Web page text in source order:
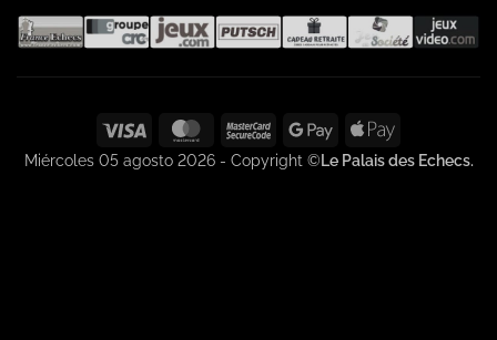
Visa MasterCardMasterCard
2
Google
Pay
Apple
Pay
Miércoles 05 agosto 2026 - Copyright ©Le Palais des Echecs.